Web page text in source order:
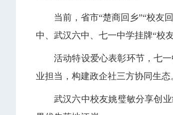
当前，省市“楚商回乡”“校友
中、武汉六中、七一中学挂牌“校
活动特设爱心表彰环节，七
业担当，构建政企社三方协同生态
武汉六中校友姚璧敏分享创